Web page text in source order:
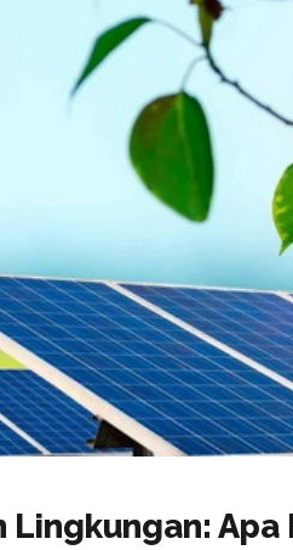
Lingkungan: Apa